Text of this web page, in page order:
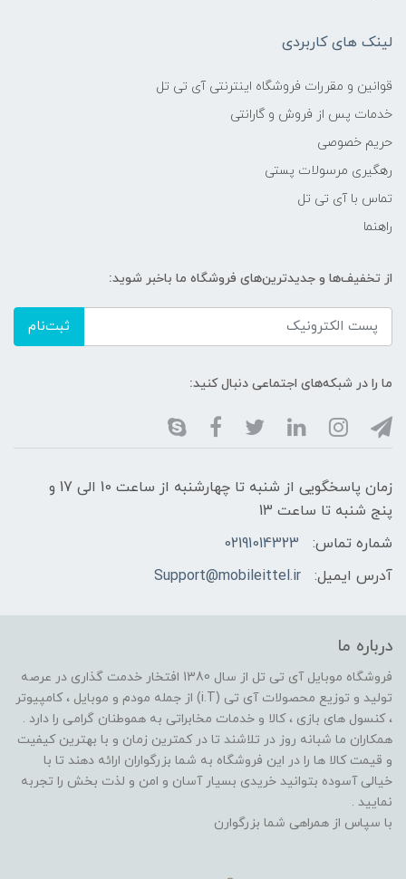
لینک های کاربردی
قوانین و مقررات فروشگاه اینترنتی آی تی تل
خدمات پس از فروش و گارانتی
حریم خصوصی
رهگیری مرسولات پستی
تماس با آی تی تل
راهنما
از تخفیف‌ها و جدیدترین‌های فروشگاه ما باخبر شوید:
ثبت‌نام
ما را در شبکه‌های اجتماعی دنبال کنید:
زمان پاسخگویی از شنبه تا چهارشنبه از ساعت 10 الی 17 و
پنج شنبه تا ساعت 13
شماره تماس:
02191014323
آدرس ایمیل:
Support@mobileittel.ir
درباره ما
فروشگاه موبایل آی تی تل از سال 1380 افتخار خدمت گذاری در عرصه
تولید و توزیع محصولات آی تی (i.T) از جمله مودم و موبایل ، کامپیوتر
، کنسول های بازی ، کالا و خدمات مخابراتی به هموطنان گرامی را دارد .
همکاران ما شبانه روز در تلاشند تا در کمترین زمان و با بهترین کیفیت
و قیمت کالا ها را در این فروشگاه به شما بزرگواران ارائه دهند تا با
خیالی آسوده بتوانید خریدی بسیار آسان و امن و لذت بخش را تجربه
نمایید .
با سپاس از همراهی شما بزرگوارن